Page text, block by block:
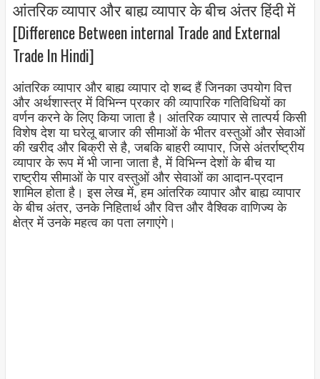
आंतरिक व्यापार और बाह्य व्यापार के बीच अंतर हिंदी में
[Difference Between internal Trade and External
Trade In Hindi]
आंतरिक व्यापार और बाह्य व्यापार दो शब्द हैं जिनका उपयोग वित्त
और अर्थशास्त्र में विभिन्न प्रकार की व्यापारिक गतिविधियों का
वर्णन करने के लिए किया जाता है। आंतरिक व्यापार से तात्पर्य किसी
विशेष देश या घरेलू बाजार की सीमाओं के भीतर वस्तुओं और सेवाओं
की खरीद और बिक्री से है, जबकि बाहरी व्यापार, जिसे अंतर्राष्ट्रीय
व्यापार के रूप में भी जाना जाता है, में विभिन्न देशों के बीच या
राष्ट्रीय सीमाओं के पार वस्तुओं और सेवाओं का आदान-प्रदान
शामिल होता है। इस लेख में, हम आंतरिक व्यापार और बाह्य व्यापार
के बीच अंतर, उनके निहितार्थ और वित्त और वैश्विक वाणिज्य के
क्षेत्र में उनके महत्व का पता लगाएंगे।